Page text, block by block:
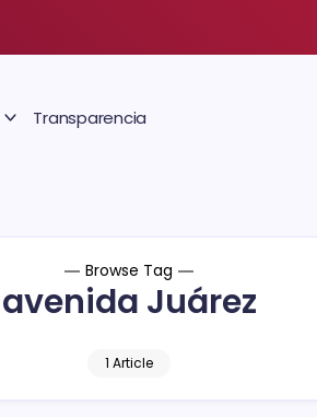
Transparencia
Browse Tag
avenida Juárez
1 Article